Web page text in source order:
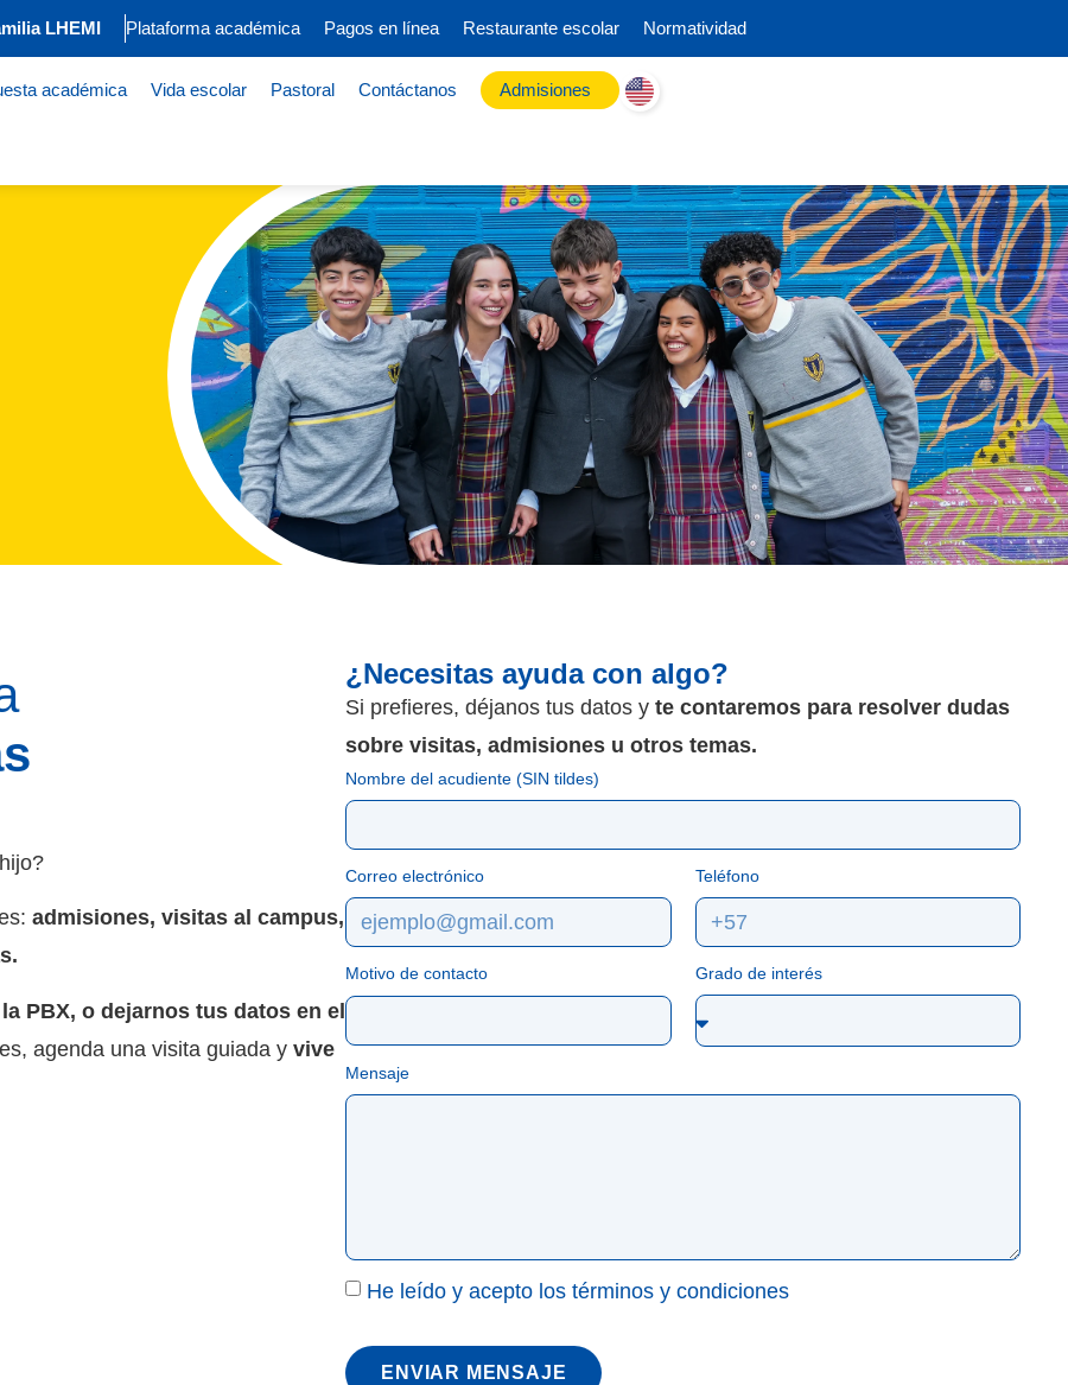
LHEMI Plataforma académica Pagos en línea Restaurante escolar Normatividad
académica Vida escolar Pastoral Contáctanos Admisiones
admisiones, visitas al campus,
PBX, o dejarnos tus datos en el
agenda una visita guiada y vive
¿Necesitas ayuda con algo?
Si prefieres, déjanos tus datos yte contaremos para resolver dudas
sobre visitas, admisiones u otros temas.
Nombre del acudiente (SIN tildes)
Correo electrónico Teléfono
Motivo de contacto Grado de interés
Mensaje
He leído y acepto los términos y condiciones
ENVIAR MENSAJE